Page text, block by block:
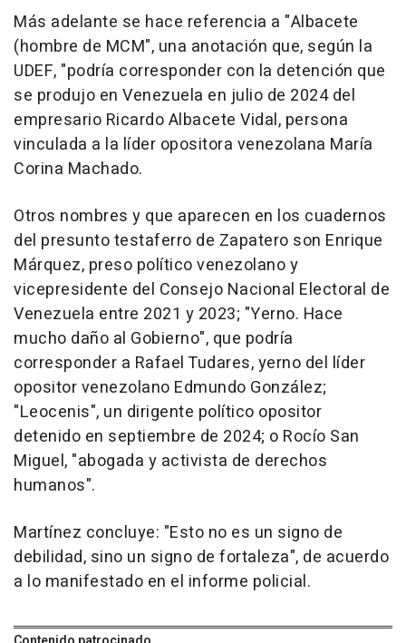
Más adelante se hace referencia a "Albacete
(hombre de MCM", una anotación que, según la
UDEF, "podría corresponder con la detención que
se produjo en Venezuela en julio de 2024 del
empresario Ricardo Albacete Vidal, persona
vinculada a la líder opositora venezolana María
Corina Machado.
Otros nombres y que aparecen en los cuadernos
del presunto testaferro de Zapatero son Enrique
Márquez, preso político venezolano y
vicepresidente del Consejo Nacional Electoral de
Venezuela entre 2021 y 2023; "Yerno. Hace
mucho daño al Gobierno", que podría
corresponder a Rafael Tudares, yerno del líder
opositor venezolano Edmundo González;
"Leocenis", un dirigente político opositor
detenido en septiembre de 2024; o Rocío San
Miguel, "abogada y activista de derechos
humanos".
Martínez concluye: "Esto no es un signo de
debilidad, sino un signo de fortaleza", de acuerdo
a lo manifestado en el informe policial.